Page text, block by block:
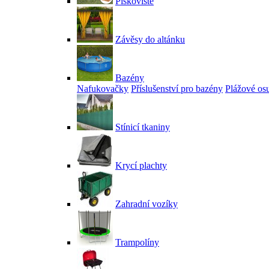
Závěsy do altánku
Bazény
Nafukovačky Příslušenství pro bazény Plážové
Stínicí tkaniny
Krycí plachty
Zahradní vozíky
Trampolíny